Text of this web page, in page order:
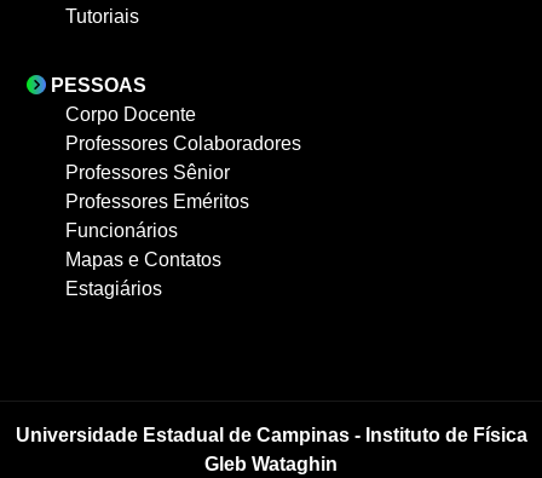
Tutoriais
PESSOAS
Corpo Docente
Professores Colaboradores
Professores Sênior
Professores Eméritos
Funcionários
Mapas e Contatos
Estagiários
Universidade Estadual de Campinas - Instituto de Física
Gleb Wataghin